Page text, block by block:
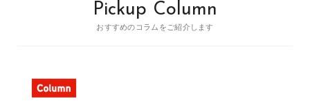
Pickup Column
おすすめのコラムをご紹介します